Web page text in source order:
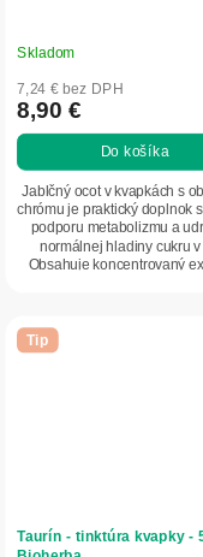
Skladom
7,24 € bez DPH
8,90 €
Do košíka
Jablčný ocot v kvapkách s
chrómu je praktický doplnok
podporu metabolizmu a
normálnej hladiny cukru v
Obsahuje koncentrovaný
Tip
Taurín - tinktúra kvapky -